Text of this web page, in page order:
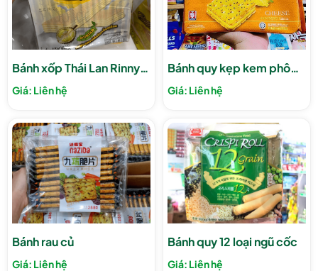
Bánh xốp Thái Lan Rinny
Wafer
Giá: Liên hệ
Bánh quy kẹp kem phô
mai
Giá: Liên hệ
Bánh rau củ
Giá: Liên hệ
Bánh quy 12 loại ngũ cốc
Giá: Liên hệ